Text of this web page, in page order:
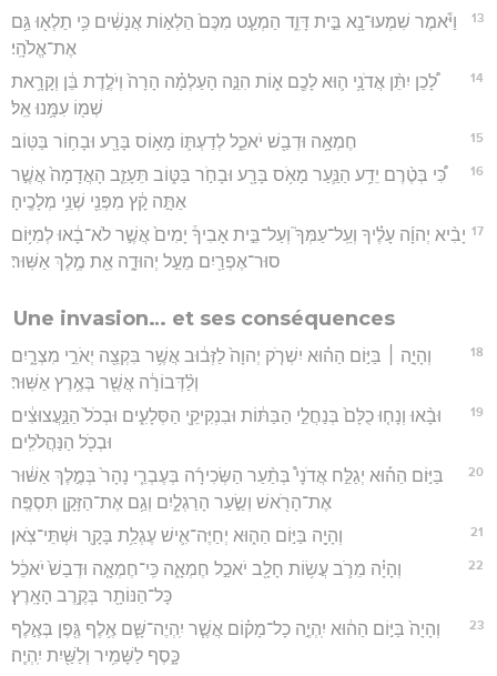
13
וַיֹּ֕אמֶר שִׁמְעוּ־נָ֖א בֵּ֣ית דָּוִ֑ד הַמְעַ֤ט מִכֶּם֙ הַלְא֣וֹת אֲנָשִׁ֔ים כִּ֥י תַלְא֖וּ גַּ֥ם
אֶת־אֱלֹהָֽי׃
14
לָ֠כֵן יִתֵּ֨ן אֲדֹנָ֥י ה֛וּא לָכֶ֖ם א֑וֹת הִנֵּ֣ה הָעַלְמָ֗ה הָרָה֙ וְיֹלֶ֣דֶת בֵּ֔ן וְקָרָ֥את
שְׁמ֖וֹ עִמָּ֥נוּ אֵֽל׃
15 חֶמְאָ֥ה וּדְבַ֖שׁ יֹאכֵ֑ל לְדַעְתּ֛וֹ מָא֥וֹס בָּרָ֖ע וּבָח֥וֹר בַּטּֽוֹב׃
16
כִּ֠י בְּטֶ֨רֶם יֵדַ֥ע הַנַּ֛עַר מָאֹ֥ס בָּרָ֖ע וּבָחֹ֣ר בַּטּ֑וֹב תֵּעָזֵ֤ב הָאֲדָמָה֙ אֲשֶׁ֣ר
אַתָּ֣ה קָ֔ץ מִפְּנֵ֖י שְׁנֵ֥י מְלָכֶֽיהָ׃
17 יָבִ֨יא יְהוָ֜ה עָלֶ֗יךָ וְעַֽל־עַמְּךָ֮ וְעַל־בֵּ֣ית אָבִיךָ֒ יָמִים֙ אֲשֶׁ֣ר לֹא־בָ֔אוּ לְמִיּ֥וֹם
סוּר־אֶפְרַ֖יִם מֵעַ֣ל יְהוּדָ֑ה אֵ֖ת מֶ֥לֶךְ אַשּֽׁוּר׃
Une invasion… et ses conséquences
18
וְהָיָ֣ה ׀ בַּיּ֣וֹם הַה֗וּא יִשְׁרֹ֤ק יְהוָה֙ לַזְּב֔וּב אֲשֶׁ֥ר בִּקְצֵ֖ה יְאֹרֵ֣י מִצְרָ֑יִם
וְלַ֨דְּבוֹרָ֔ה אֲשֶׁ֖ר בְּאֶ֥רֶץ אַשּֽׁוּר׃
19
וּבָ֨אוּ וְנָח֤וּ כֻלָּם֙ בְּנַחֲלֵ֣י הַבַּתּ֔וֹת וּבִנְקִיקֵ֖י הַסְּלָעִ֑ים וּבְכֹל֙ הַנַּ֣עֲצוּצִ֔ים
וּבְכֹ֖ל הַנַּהֲלֹלִֽים׃
20
בַּיּ֣וֹם הַה֡וּא יְגַלַּ֣ח אֲדֹנָי֩ בְּתַ֨עַר הַשְּׂכִירָ֜ה בְּעֶבְרֵ֤י נָהָר֙ בְּמֶ֣לֶךְ אַשּׁ֔וּר
אֶת־הָרֹ֖אשׁ וְשַׂ֣עַר הָרַגְלָ֑יִם וְגַ֥ם אֶת־הַזָּקָ֖ן תִּסְפֶּֽה׃
21 וְהָיָ֖ה בַּיּ֣וֹם הַה֑וּא יְחַיֶּה־אִ֛ישׁ עֶגְלַ֥ת בָּקָ֖ר וּשְׁתֵּי־צֹֽאן׃
22
וְהָיָ֗ה מֵרֹ֛ב עֲשׂ֥וֹת חָלָ֖ב יֹאכַ֣ל חֶמְאָ֑ה כִּֽי־חֶמְאָ֤ה וּדְבַשׁ֙ יֹאכֵ֔ל
כָּל־הַנּוֹתָ֖ר בְּקֶ֥רֶב הָאָֽרֶץ׃
23
וְהָיָה֙ בַּיּ֣וֹם הַה֔וּא יִֽהְיֶ֣ה כָל־מָק֗וֹם אֲשֶׁ֧ר יִֽהְיֶה־שָּׁ֛ם אֶ֥לֶף גֶּ֖פֶן בְּאֶ֣לֶף
כָּ֑סֶף לַשָּׁמִ֥יר וְלַשַּׁ֖יִת יִֽהְיֶֽה׃